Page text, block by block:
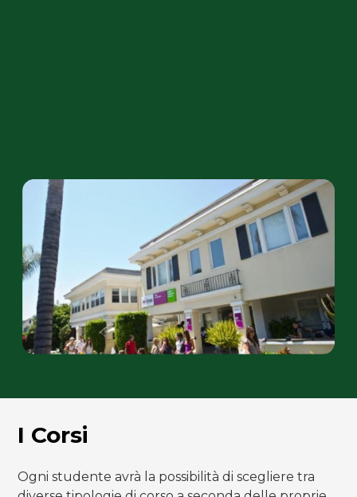
I Corsi
Ogni studente avrà la possibilità di scegliere tra